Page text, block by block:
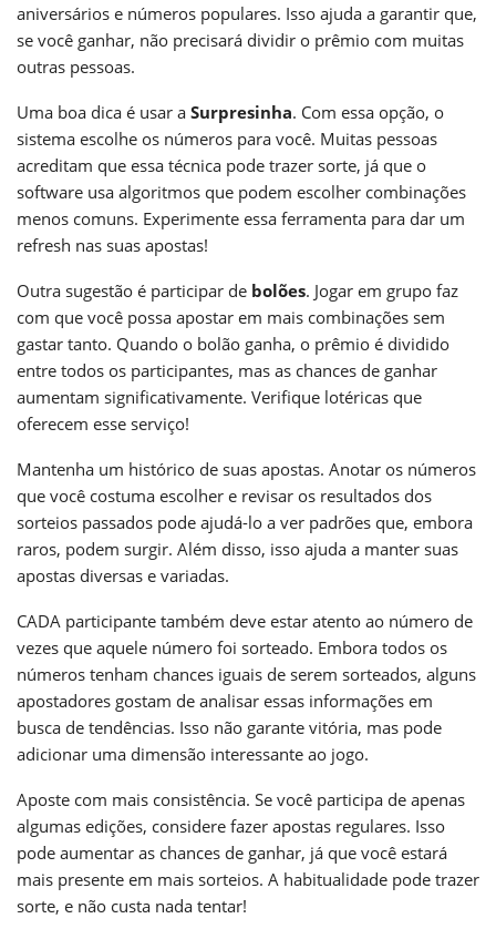
aniversários e números populares. Isso ajuda a garantir que,
se você ganhar, não precisará dividir o prêmio com muitas
outras pessoas.
Uma boa dica é usar a Surpresinha. Com essa opção, o
sistema escolhe os números para você. Muitas pessoas
acreditam que essa técnica pode trazer sorte, já que o
software usa algoritmos que podem escolher combinações
menos comuns. Experimente essa ferramenta para dar um
refresh nas suas apostas!
Outra sugestão é participar de bolões. Jogar em grupo faz
com que você possa apostar em mais combinações sem
gastar tanto. Quando o bolão ganha, o prêmio é dividido
entre todos os participantes, mas as chances de ganhar
aumentam significativamente. Verifique lotéricas que
oferecem esse serviço!
Mantenha um histórico de suas apostas. Anotar os números
que você costuma escolher e revisar os resultados dos
sorteios passados pode ajudá-lo a ver padrões que, embora
raros, podem surgir. Além disso, isso ajuda a manter suas
apostas diversas e variadas.
CADA participante também deve estar atento ao número de
vezes que aquele número foi sorteado. Embora todos os
números tenham chances iguais de serem sorteados, alguns
apostadores gostam de analisar essas informações em
busca de tendências. Isso não garante vitória, mas pode
adicionar uma dimensão interessante ao jogo.
Aposte com mais consistência. Se você participa de apenas
algumas edições, considere fazer apostas regulares. Isso
pode aumentar as chances de ganhar, já que você estará
mais presente em mais sorteios. A habitualidade pode trazer
sorte, e não custa nada tentar!